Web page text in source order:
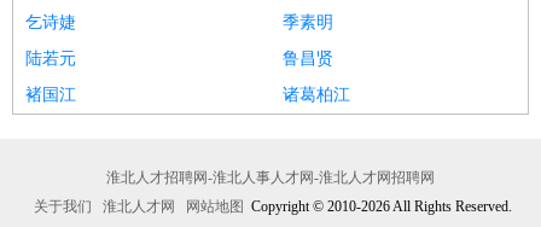
乞诗婕
季素明
陆若元
鲁昌贤
褚国江
诸葛柏江
淮北人才招聘网-淮北人事人才网-淮北人才网招聘网
关于我们
淮北人才网 网站地图 Copyright © 2010-2026 All Rights Reserved.